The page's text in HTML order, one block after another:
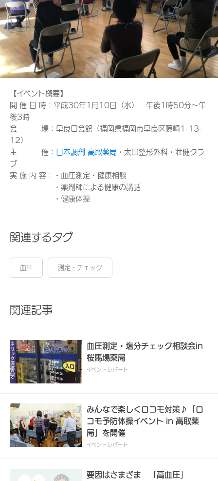
【イベント概要】
開 催 日 時：平成30年1月10日（水） 午後1時50分～午
後3時
会 場：早良口会館（福岡県福岡市早良区藤崎1-13-
12）
主 催： 日本調剤 高取薬局 ・太田整形外科・壮健クラ
ブ
実 施 内 容：・血圧測定・健康相談
・薬剤師による健康の講話
・健康体操
関連するタグ
血圧 測定・チェック
関連記事
血圧測定・塩分チェック相談会in
桜馬場薬局
イベントレポート
みんなで楽しくロコモ対策♪「ロ
コモ予防体操イベント in 高取薬
局」を開催
イベントレポート
要因はさまざま 「高血圧」